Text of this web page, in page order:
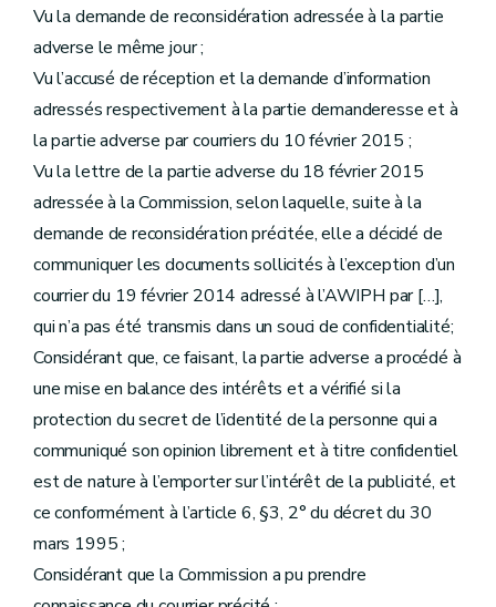
Vu la demande de reconsidération adressée à la partie
adverse le même jour ;
Vu l’accusé de réception et la demande d’information
adressés respectivement à la partie demanderesse et à
la partie adverse par courriers du 10 février 2015 ;
Vu la lettre de la partie adverse du 18 février 2015
adressée à la Commission, selon laquelle, suite à la
demande de reconsidération précitée, elle a décidé de
communiquer les documents sollicités à l’exception d’un
courrier du 19 février 2014 adressé à l’AWIPH par […],
qui n’a pas été transmis dans un souci de confidentialité;
Considérant que, ce faisant, la partie adverse a procédé à
une mise en balance des intérêts et a vérifié si la
protection du secret de l’identité de la personne qui a
communiqué son opinion librement et à titre confidentiel
est de nature à l’emporter sur l’intérêt de la publicité, et
ce conformément à l’article 6, §3, 2° du décret du 30
mars 1995 ;
Considérant que la Commission a pu prendre